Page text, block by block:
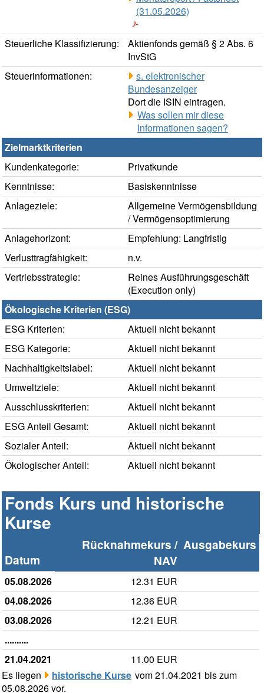
(31.05.2026)
Steuerliche Klassifizierung:
Aktienfonds gemäß § 2 Abs. 6
InvStG
Steuerinformationen:
s. elektronischer
Bundesanzeiger
Dort die ISIN eintragen.
Was sollen mir diese
Informationen sagen?
Zielmarktkriterien
Kundenkategorie:
Privatkunde
Kenntnisse:
Basiskenntnisse
Anlageziele:
Allgemeine Vermögensbildung
/ Vermögensoptimierung
Anlagehorizont:
Empfehlung: Langfristig
Verlusttragfähigkeit:
n.v.
Vertriebsstrategie:
Reines Ausführungsgeschäft
(Execution only)
Ökologische Kriterien (ESG)
ESG Kriterien:
Aktuell nicht bekannt
ESG Kategorie:
Aktuell nicht bekannt
Nachhaltigkeitslabel:
Aktuell nicht bekannt
Umweltziele:
Aktuell nicht bekannt
Ausschlusskriterien:
Aktuell nicht bekannt
ESG Anteil Gesamt:
Aktuell nicht bekannt
Sozialer Anteil:
Aktuell nicht bekannt
Ökologischer Anteil:
Aktuell nicht bekannt
Fonds Kurs und historische
Kurse
Datum
Rücknahmekurs /
NAV
Ausgabekurs
05.08.2026
12.31 EUR
04.08.2026
12.36 EUR
03.08.2026
12.21 EUR
..........
21.04.2021
11.00 EUR
Es liegen
historische Kurse vom 21.04.2021 bis zum
05.08.2026 vor.